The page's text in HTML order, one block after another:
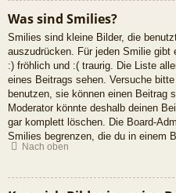
Was sind Smilies?
Smilies sind kleine Bilder, die
auszudrücken. Für jeden Smilie
:) fröhlich und :( traurig. Die Liste
eines Beitrags sehen. Versuche
benutzen, sie können einen Beitrag
Moderator könnte deshalb deinen
gar komplett löschen. Die Board-
Smilies begrenzen, die du in einem
Nach oben